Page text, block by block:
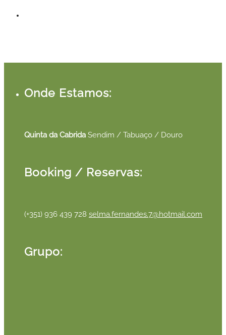
Onde Estamos:
Quinta da Cabrida Sendim / Tabuaço / Douro
Booking / Reservas:
(+351) 936 439 728 selma.fernandes.7@hotmail.com
Grupo: